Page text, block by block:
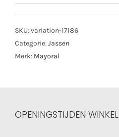
SKU:variation-17186
Categorie:Jassen
Merk: Mayoral
OPENINGSTIJDEN WINKEL